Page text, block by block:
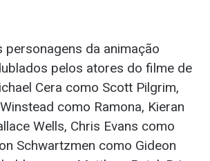
personagens da animação
pelos atores do filme de
Cera como Scott Pilgrim,
como Ramona, Kieran
Wells, Chris Evans como
Schwartzmen como Gideon